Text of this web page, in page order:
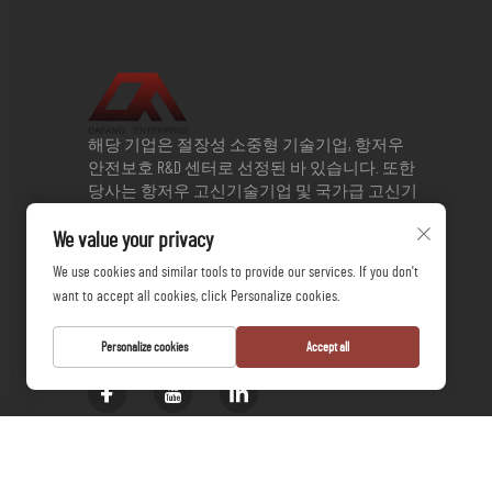
해당 기업은 절장성 소중형 기술기업, 항저우
안전보호 R&D 센터로 선정된 바 있습니다. 또한
당사는 항저우 고신기술기업 및 국가급 고신기
장대학과 전략적 협력협정을 체결한 이래 회사
진해 왔으며 신제품 창출에도 적극적으로 나서
고 있습니다. 현재 회사는 발명특허 3건과 실용
특허 17건을 보유하고 있습니다.
We value your privacy
We use cookies and similar tools to provide our services. If you don't
want to accept all cookies, click Personalize cookies.
Personalize cookies Accept all